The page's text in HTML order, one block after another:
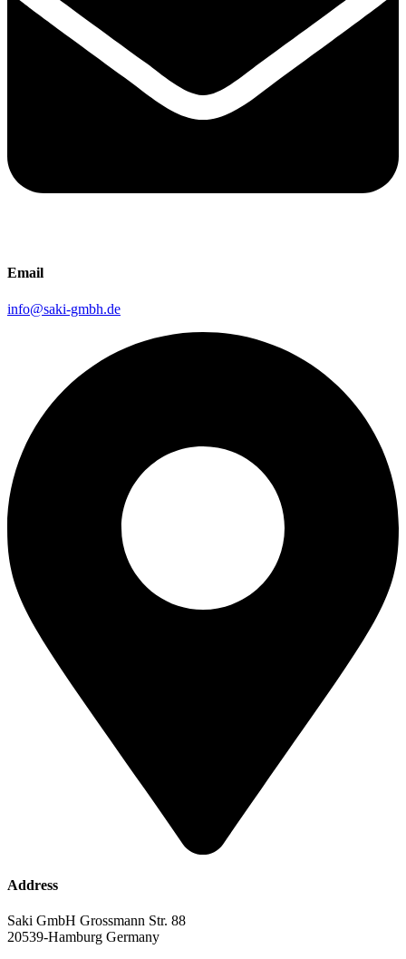
Email
info@saki-gmbh.de
Address
Saki GmbH Grossmann Str. 88
20539-Hamburg Germany